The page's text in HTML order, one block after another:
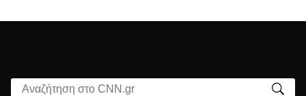
Αναζήτηση στο CNN.gr